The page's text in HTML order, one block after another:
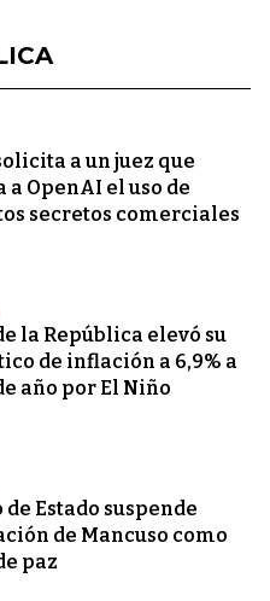
a un juez que
a OpenAI el uso de
secretos comerciales
la República elevó su
de inflación a 6,9% a
año por El Niño
de Estado suspende
de Mancuso como
paz